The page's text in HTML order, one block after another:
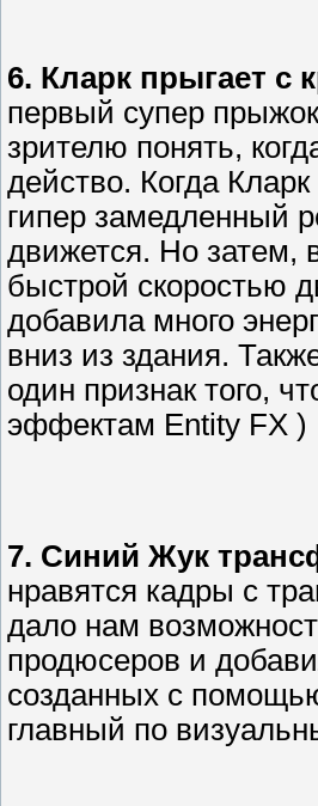
6. Кларк прыгает с
первый супер
зрителю понять,
действо. Когда
гипер замедленный
движется. Но затем,
быстрой скоростью
добавила много
вниз из здания.
один признак того,
эффектам Entity FX )
7. Синий Жук
нравятся кадры с
дало нам
продюсеров и
созданных с
главный по